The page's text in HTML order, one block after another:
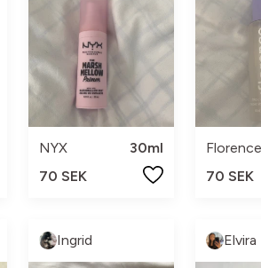
NYX
30ml
70 SEK
70 SEK
Ingrid